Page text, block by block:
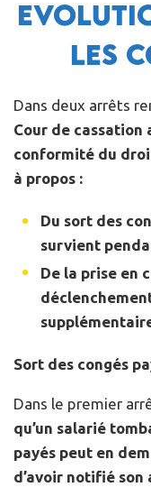
les
Dans deux arrêts
Cour de cassation
conformité du
à propos :
Du sort des
survient
De la prise en
Sort des congés
Dans le premier
qu’un salarié
payés peut en
d’avoir notifié